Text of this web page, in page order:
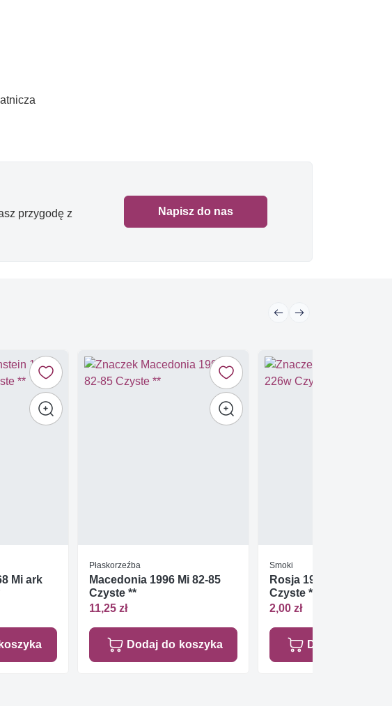
przygodę z
Napisz do nas
Mi ark
Płaskorzeźba
Macedonia 1996 Mi 82-85
Czyste **
11,25 zł
Dodaj do koszyka
Smoki
Rosja 1992 Mi 225-
Czyste **
2,00 zł
Dodaj do